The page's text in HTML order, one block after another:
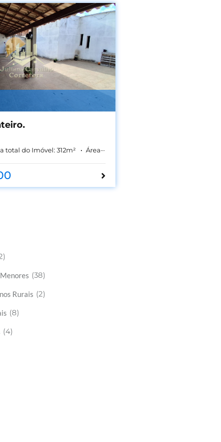
total do Imóvel: 312m² Área Construída:
(38)
Rurais (2)
(8)
(4)